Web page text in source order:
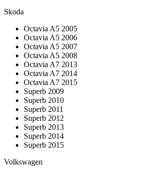
Skoda
Octavia A5 2005
Octavia A5 2006
Octavia A5 2007
Octavia A5 2008
Octavia A7 2013
Octavia A7 2014
Octavia A7 2015
Superb 2009
Superb 2010
Superb 2011
Superb 2012
Superb 2013
Superb 2014
Superb 2015
Volkswagen